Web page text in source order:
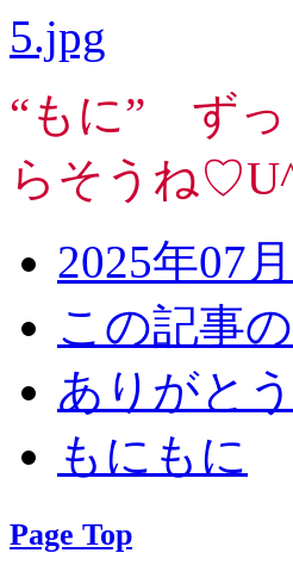
“もに” ずっ
らそうね
2025年07
この記事
ありがと
もにもに
Page Top